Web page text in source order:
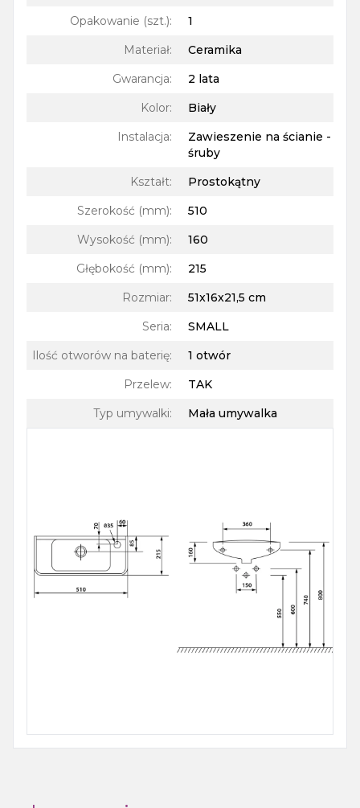
Opakowanie (szt.):
1
Materiał:
Ceramika
Gwarancja:
2 lata
Kolor:
Biały
Instalacja:
Zawieszenie na ścianie -
śruby
Kształt:
Prostokątny
Szerokość (mm):
510
Wysokość (mm):
160
Głębokość (mm):
215
Rozmiar:
51x16x21,5 cm
Seria:
SMALL
Ilość otworów na baterię:
1 otwór
Przelew:
TAK
Typ umywalki: Mała umywalka